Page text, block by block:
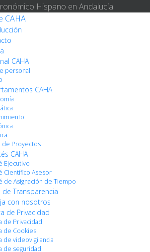
Hispano en Andalucía
CAHA
CAHA
personal
CAHA
de Proyectos
CAHA
Ejecutivo
Científico Asesor
de Asignación de Tiempo
de Transparencia
con nosotros
de Privacidad
de Privacidad
de Cookies
de videovigilancia
de seguridad